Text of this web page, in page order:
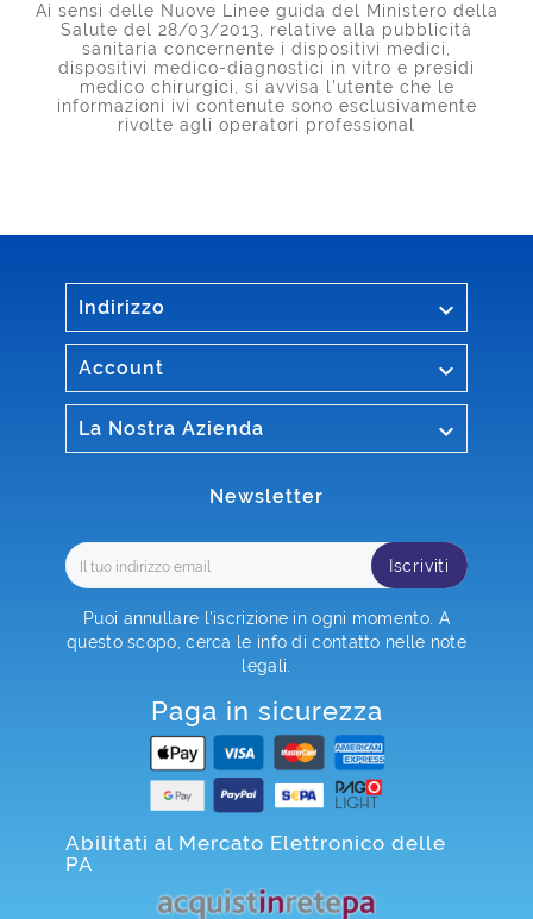
Ai sensi delle Nuove Linee guida del Ministero della
Salute del 28/03/2013, relative alla pubblicità
sanitaria concernente i dispositivi medici,
dispositivi medico-diagnostici in vitro e presidi
medico chirurgici, si avvisa l'utente che le
informazioni ivi contenute sono esclusivamente
rivolte agli operatori professional
Indirizzo 
Account 
La Nostra Azienda 
Newsletter
Iscriviti
Puoi annullare l'iscrizione in ogni momento. A
questo scopo, cerca le info di contatto nelle note
legali.
Paga in sicurezza
Abilitati al Mercato Elettronico delle
PA